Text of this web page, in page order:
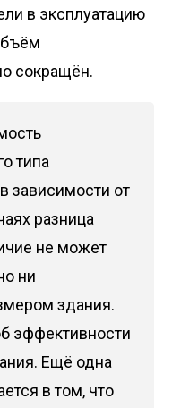
в эксплуатацию
сокращён.
типа
зависимости от
разница
не может
ни
здания.
эффективности
Ещё одна
в том, что